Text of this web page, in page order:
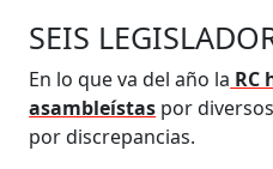
SEIS
En lo que va del año la RC
asambleístas por
por discrepancias.